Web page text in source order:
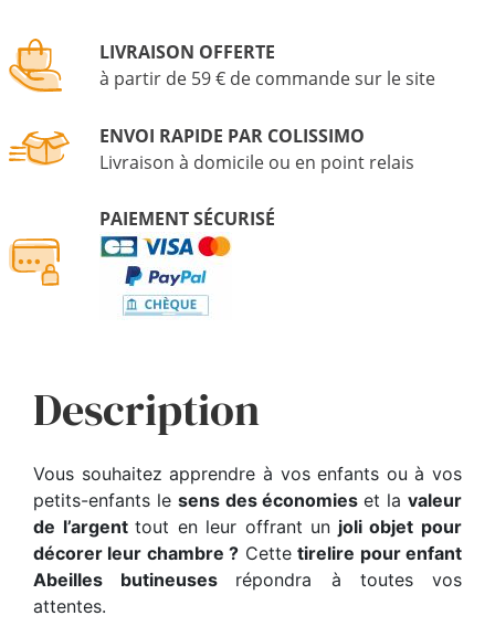
LIVRAISON OFFERTE
à partir de 59 € de commande sur le site
ENVOI RAPIDE PAR COLISSIMO
Livraison à domicile ou en point relais
PAIEMENT SÉCURISÉ
Description
Vous souhaitez apprendre à vos enfants ou à vos
petits-enfants le sens des économieset lavaleur
de l’argenttout en leur offrant un joli objet pour
décorer leur chambre ? Cettetirelire pour enfant
Abeilles butineuses répondra à toutes vos
attentes.